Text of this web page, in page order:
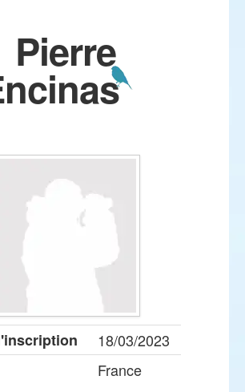
Pierre
18/03/2023
France